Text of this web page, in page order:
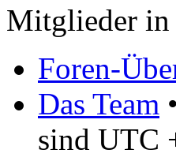
Mitglieder in
Foren-
Das Team •
sind UTC